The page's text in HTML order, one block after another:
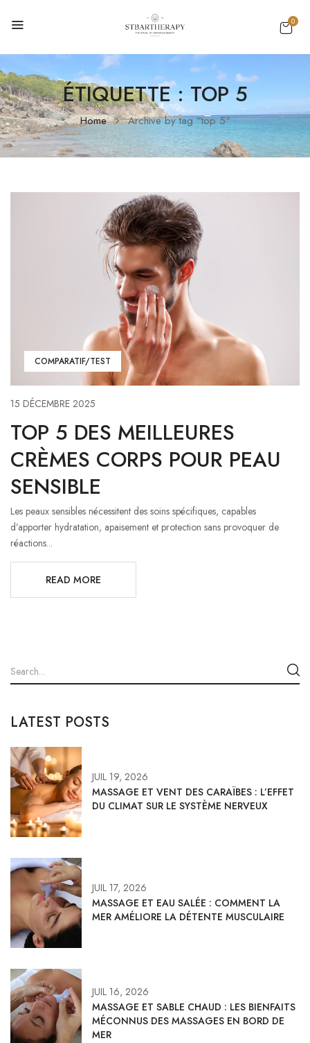
0
ÉTIQUETTE :TOP 5
Home Archive by tag "top 5"
LATEST POSTS
JUIL 19, 2026
MASSAGE ET VENT DES CARAÏBES : L’EFFET
DU CLIMAT SUR LE SYSTÈME NERVEUX
JUIL 17, 2026
MASSAGE ET EAU SALÉE : COMMENT LA
MER AMÉLIORE LA DÉTENTE MUSCULAIRE
JUIL 16, 2026
MASSAGE ET SABLE CHAUD : LES BIENFAITS
MÉCONNUS DES MASSAGES EN BORD DE
MER
COMPARATIF/TEST
15 DÉCEMBRE 2025
TOP 5 DES MEILLEURES
CRÈMES CORPS POUR PEAU
SENSIBLE
Les peaux sensibles nécessitent des soins spécifiques, capables
d’apporter hydratation, apaisement et protection sans provoquer de
réactions...
READ MORE